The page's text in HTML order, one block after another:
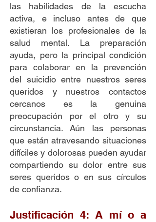
las habilidades de la escucha
activa, e incluso antes de que
existieran los profesionales de la
salud mental. La preparación
ayuda, pero la principal condición
para colaborar en la prevención
del suicidio entre nuestros seres
queridos y nuestros contactos
cercanos es la genuina
preocupación por el otro y su
circunstancia. Aún las personas
que están atravesando situaciones
difíciles y dolorosas pueden ayudar
compartiendo su dolor entre sus
seres queridos o en sus círculos
de confianza.
Justificación 4: A mí o a